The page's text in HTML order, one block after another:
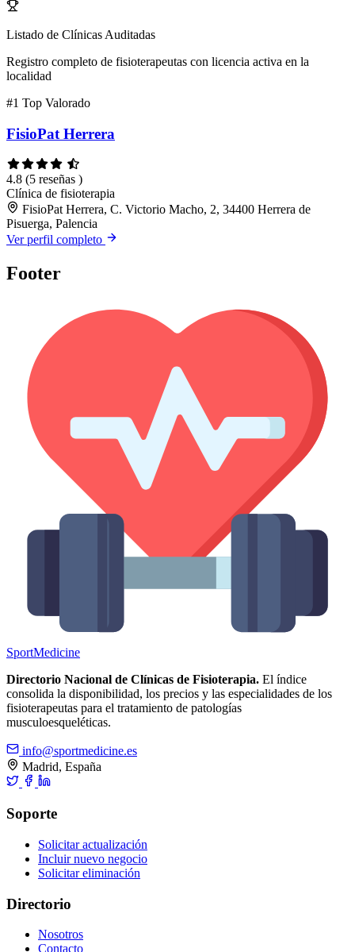
Listado de Clínicas Auditadas
Registro completo de fisioterapeutas con licencia activa en la
localidad
#1 Top Valorado
FisioPat Herrera
4.8 (5 reseñas )
Clínica de fisioterapia
FisioPat Herrera, C. Victorio Macho, 2, 34400 Herrera de
Pisuerga, Palencia
Ver perfil completo
Footer
SportMedicine
Directorio Nacional de Clínicas de Fisioterapia. El índice
consolida la disponibilidad, los precios y las especialidades de los
fisioterapeutas para el tratamiento de patologías
musculoesqueléticas.
info@sportmedicine.es
Madrid, España
Soporte
Solicitar actualización
Incluir nuevo negocio
Solicitar eliminación
Directorio
Nosotros
Contacto